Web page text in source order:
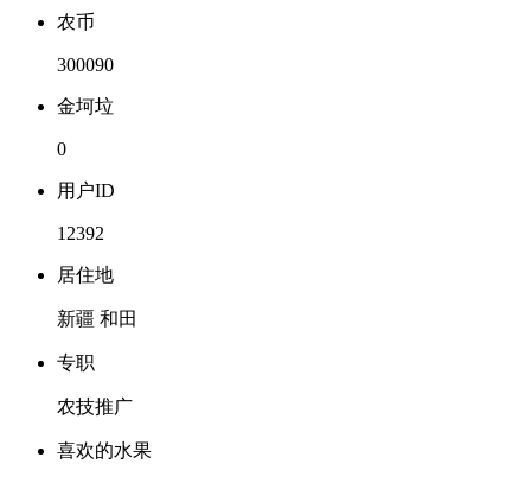
农币
300090
金坷垃
0
用户ID
12392
居住地
新疆 和田
专职
农技推广
喜欢的水果